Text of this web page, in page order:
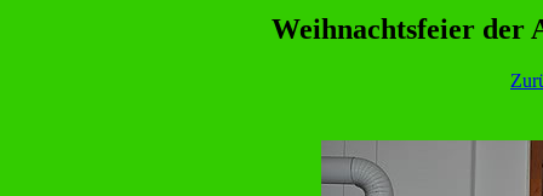
Weihnachtsfeier der